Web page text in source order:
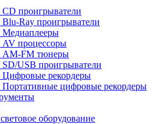
проигрыватели
Ray проигрыватели
Медиаплееры
процессоры
AM-FM тюнеры
USB проигрыватели
рекордеры
цифровые рекордеры
оборудование